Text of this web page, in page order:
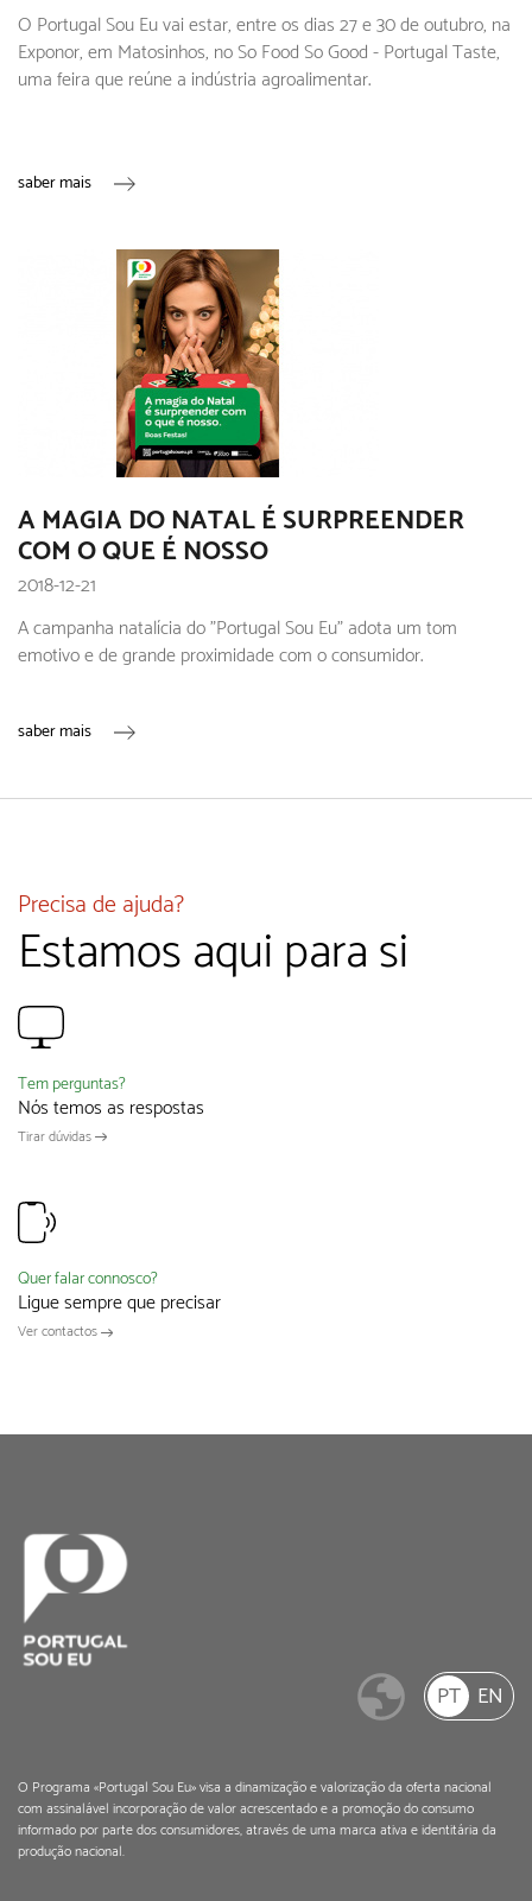
O Portugal Sou Eu vai estar, entre os dias 27 e 30 de outubro, na
Exponor, em Matosinhos, no So Food So Good - Portugal Taste,
uma feira que reúne a indústria agroalimentar.
saber mais
A MAGIA DO NATAL É SURPREENDER
COM O QUE É NOSSO
2018-12-21
A campanha natalícia do "Portugal Sou Eu" adota um tom
emotivo e de grande proximidade com o consumidor.
saber mais
Precisa de ajuda?
Estamos aqui para si
Tem perguntas?
Nós temos as respostas
Tirar dúvidas
Quer falar connosco?
Ligue sempre que precisar
Ver contactos
PT EN
O Programa «Portugal Sou Eu» visa a dinamização e valorização da oferta nacional
com assinalável incorporação de valor acrescentado e a promoção do consumo
informado por parte dos consumidores, através de uma marca ativa e identitária da
produção nacional.